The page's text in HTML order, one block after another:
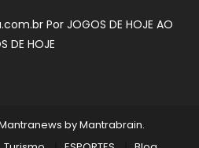
Por JOGOS DE HOJE AO
DE HOJE
byMantrabrain.